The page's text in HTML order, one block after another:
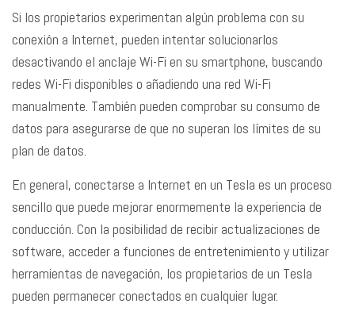
Si los propietarios experimentan algún problema con su
conexión a Internet, pueden intentar solucionarlos
desactivando el anclaje Wi-Fi en su smartphone, buscando
redes Wi-Fi disponibles o añadiendo una red Wi-Fi
manualmente. También pueden comprobar su consumo de
datos para asegurarse de que no superan los límites de su
plan de datos.
En general, conectarse a Internet en un Tesla es un proceso
sencillo que puede mejorar enormemente la experiencia de
conducción. Con la posibilidad de recibir actualizaciones de
software, acceder a funciones de entretenimiento y utilizar
herramientas de navegación, los propietarios de un Tesla
pueden permanecer conectados en cualquier lugar.